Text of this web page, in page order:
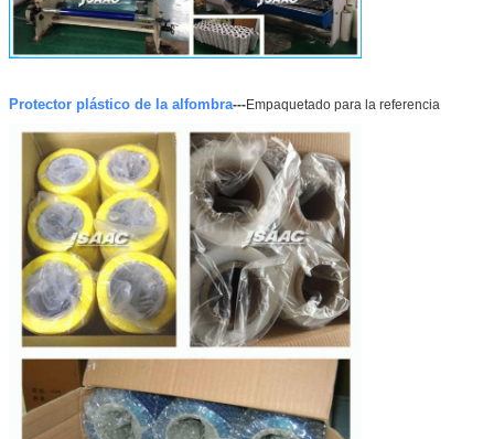
Protector plástico de la alfombra---Empaquetado para la referencia